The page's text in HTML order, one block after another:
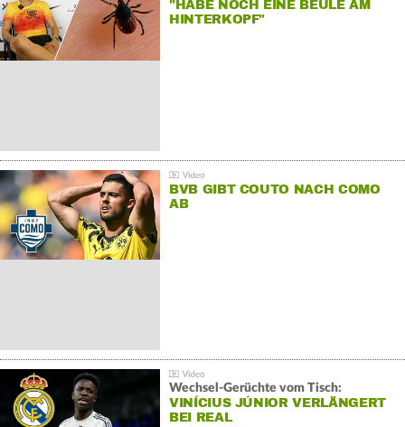
"HABE NOCH EINE BEULE AM
HINTERKOPF"
BVB GIBT COUTO NACH COMO
AB
Wechsel-Gerüchte vom Tisch:
VINÍCIUS JÚNIOR VERLÄNGERT
BEI REAL